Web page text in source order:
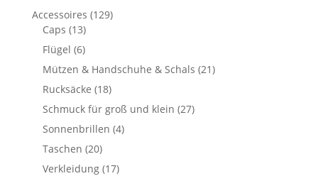
Accessoires (129)
Caps (13)
Flügel (6)
Mützen & Handschuhe & Schals (21)
Rucksäcke (18)
Schmuck für groß und klein (27)
Sonnenbrillen (4)
Taschen (20)
Verkleidung (17)